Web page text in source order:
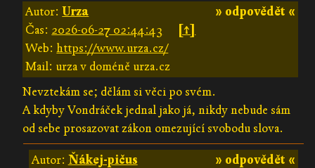
» odpovědět «
Autor:Urza
Čas: 2026-06-27 02:44:43
[↑]
Web:https://www.urza.cz/
Mail: urza v doméně urza.cz
Nevztekám se; dělám si věci po svém.
A kdyby Vondráček jednal jako já, nikdy nebude sám
od sebe prosazovat zákon omezující svobodu slova.
» odpovědět «
Autor: Ňákej-pičus